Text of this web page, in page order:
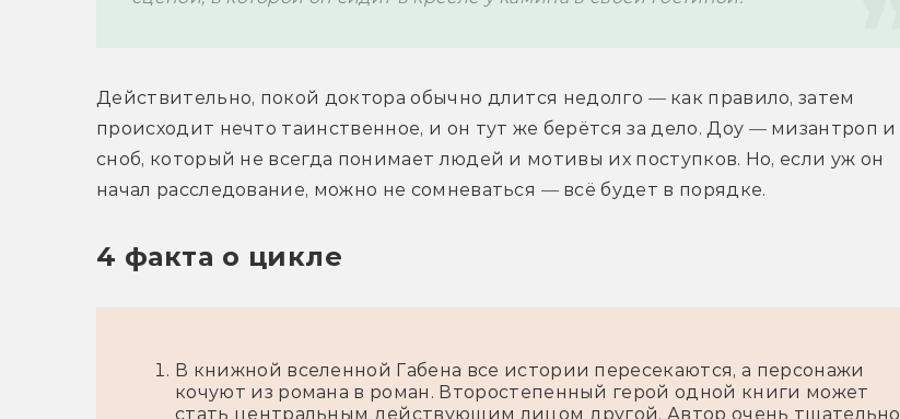
Действительно, покой доктора обычно длится недолго — как правило, затем
происходит нечто таинственное, и он тут же берётся за дело. Доу — мизантроп и
сноб, который не всегда понимает людей и мотивы их поступков. Но, если уж он
начал расследование, можно не сомневаться — всё будет в порядке.
4 факта о цикле
В книжной вселенной Габена все истории пересекаются, а персонажи
кочуют из романа в роман. Второстепенный герой одной книги может
стать центральным действующим лицом другой. Автор очень тщательно